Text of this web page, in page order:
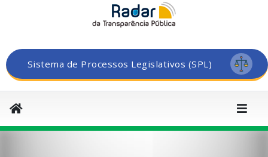
Sistema de Processos Legislativos (SPL)